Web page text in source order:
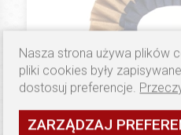
Nasza strona używa plików
pliki cookies były
dostosuj preferencje.
ZARZĄDZAJ